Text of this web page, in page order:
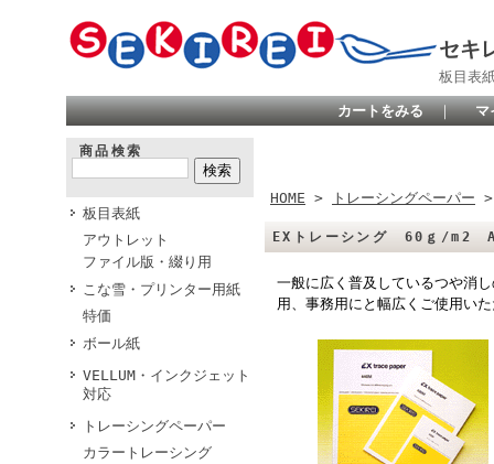
セキ
板目表
カートをみる ｜ マ
商品検索
板目表紙
アウトレット
ファイル版・綴り用
こな雪・プリンター用紙
特価
ボール紙
VELLUM・インクジェット
対応
トレーシングペーパー
カラートレーシング
HOME > トレーシングペーパー
EXトレーシング 60ｇ/
一般に広く普及しているつや消
用、事務用にと幅広くご使用い